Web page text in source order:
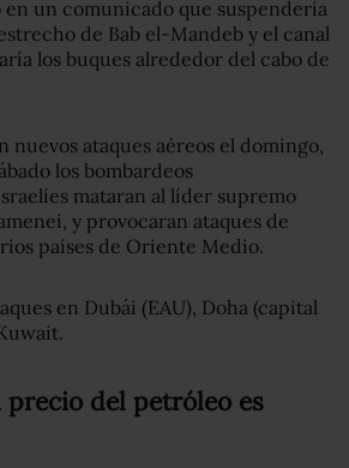
un comunicado que suspendería
de Bab el-Mandeb y el canal
los buques alrededor del cabo de
nuevos ataques aéreos el domingo,
los bombardeos
mataran al líder supremo
y provocaran ataques de
países de Oriente Medio.
en Dubái (EAU), Doha (capital
del petróleo es